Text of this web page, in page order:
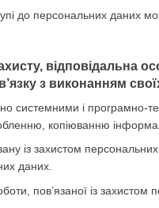
до персональних даних
відповідальна
з виконанням
і програмно-
копіюванню
із захистом
даних.
пов’язаної із